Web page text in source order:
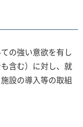
の強い意欲を有し
含む）に対し、就
設の導入等の取組